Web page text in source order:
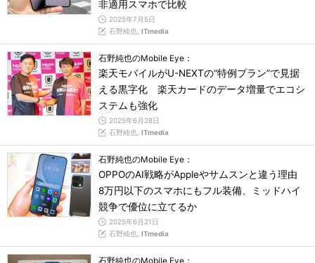
非適用スマホで比較
2025年7月5日
石野純也, ITmedia
石野純也のMobile Eye：
楽天モバイルがU-NEXTの“特例プラン”で見据
える黒字化 楽天カードのデータ増量でエコシ
ステムも強化
2025年6月28日
石野純也, ITmedia
石野純也のMobile Eye：
OPPOのAI戦略がAppleやサムスンと違う理由
8万円以下のスマホにもフル装備、ミッドハイ
競争で優位に立てるか
2025年6月21日
石野純也, ITmedia
石野純也のMobile Eye：